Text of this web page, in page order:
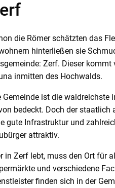
die Römer schätzten das
hinterließen sie
Zerf. Dieser
inmitten des Hochwalds.
Gemeinde ist die waldreichste
bedeckt. Doch der staatlich
gute Infrastruktur und
attraktiv.
in Zerf lebt, muss den Ort für
und verschiedene
finden sich in der